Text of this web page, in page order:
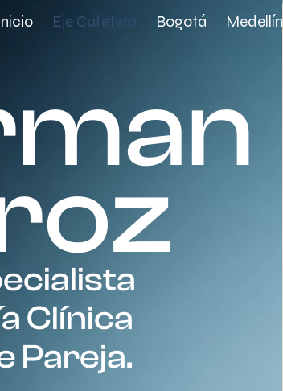
Eje Cafetero Bogotá Medellín
Clínica
Pareja.